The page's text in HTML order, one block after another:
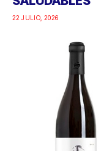
22 JULIO, 2026